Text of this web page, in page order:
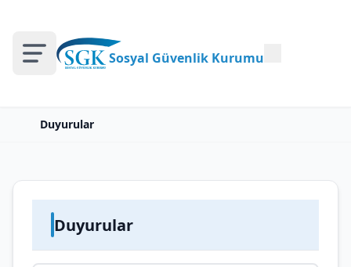
Sosyal Güvenlik Kurumu
Duyurular
Duyurular